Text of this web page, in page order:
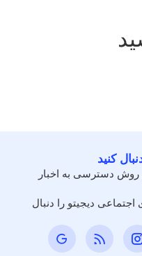
کنید
روش دسترسی به اخبار
دیجیتو را دنبال